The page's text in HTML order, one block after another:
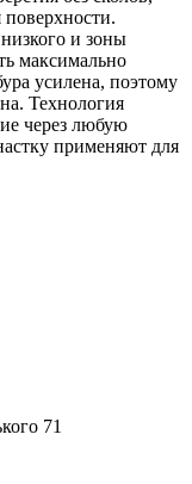
поверхности.
и зоны
максимально
усилена, поэтому
Технология
через любую
применяют для
71